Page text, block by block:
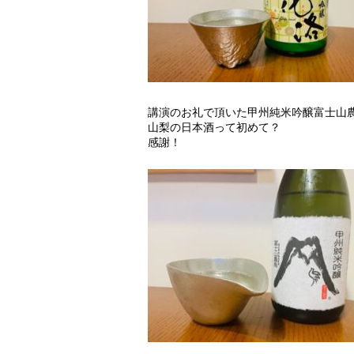
講演のお礼で頂いた甲州純米吟醸富士山
山梨の日本酒って初めて？
感謝！